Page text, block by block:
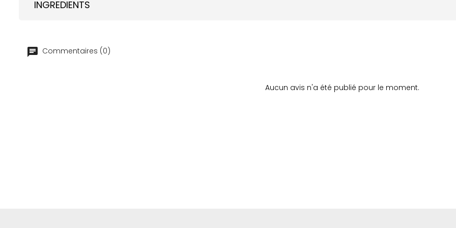
INGREDIENTS
Commentaires (0)
Aucun avis n'a été publié pour le moment.